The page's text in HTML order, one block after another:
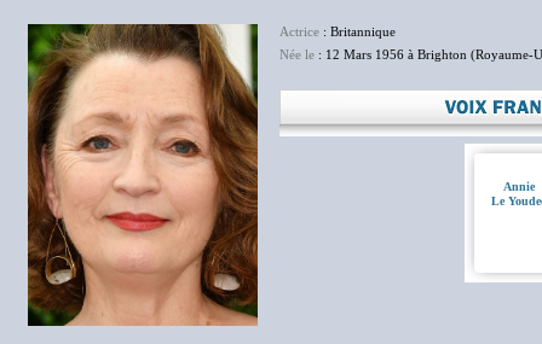
Actrice : Britannique
Née le : 12 Mars 1956 à Brighton (Royaume-
Annie
Le